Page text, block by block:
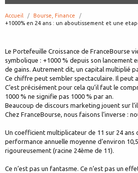
Accueil
Bourse, Finance
page:
+1000% en 24 ans : un aboutissement et une
Le Portefeuille Croissance de FranceBourse
symbolique : +1000 % depuis son lancement
de gains. Autrement dit, un capital multiplié
Ce chiffre peut sembler spectaculaire. Il peut
C’est précisément pour cela qu’il faut le
1000 % ne signifie pas 1000 % par an.
Beaucoup de discours marketing jouent sur
Chez FranceBourse, nous faisons l’inverse :
Un coefficient multiplicateur de 11 sur 24 ans
performance annuelle moyenne d’environ
rigoureusement (racine 24ème de 11).
Ce n’est pas un fantasme. Ce n’est pas un